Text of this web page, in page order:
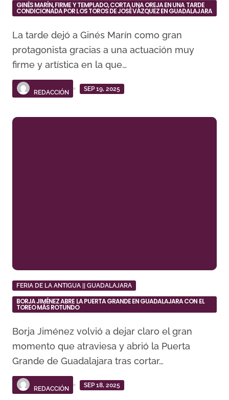
GINÉS MARÍN, FIRME Y TEMPLADO, CORTA UNA OREJA EN UNA TARDE
CONDICIONADA POR LOS TOROS DE JOSÉ VÁZQUEZ EN GUADALAJARA
La tarde dejó a Ginés Marín como gran
protagonista gracias a una actuación muy
firme y artística en la que…
REDACCIÓN
SEP 19, 2025
FERIA DE LA ANTIGUA || GUADALAJARA
BORJA JIMÉNEZ ABRE LA PUERTA GRANDE EN GUADALAJARA CON EL
TOREO MÁS ROTUNDO
Borja Jiménez volvió a dejar claro el gran
momento que atraviesa y abrió la Puerta
Grande de Guadalajara tras cortar…
REDACCIÓN
SEP 18, 2025